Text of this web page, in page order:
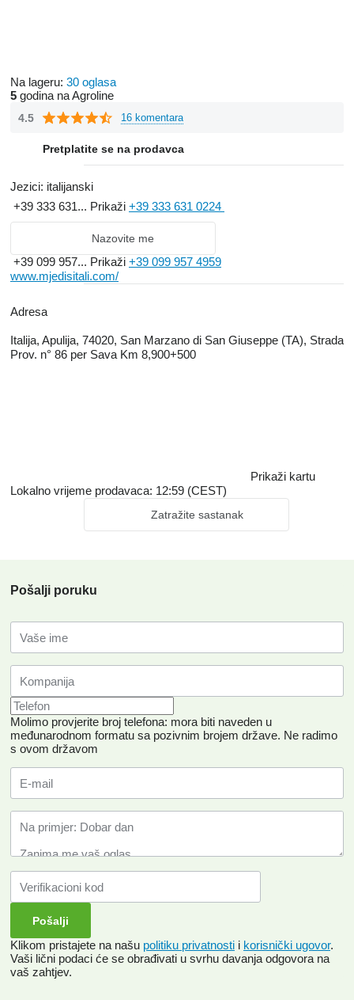
Na lageru: 30 oglasa
5 godina na Agroline
4.5 16 komentara
Pretplatite se na prodavca
Jezici: italijanski
+39 333 631... Prikaži +39 333 631 0224
Nazovite me
+39 099 957... Prikaži +39 099 957 4959
www.mjedisitali.com/
Adresa
Italija, Apulija, 74020, San Marzano di San Giuseppe (TA), Strada
Prov. n° 86 per Sava Km 8,900+500
Prikaži kartu
Lokalno vrijeme prodavaca: 12:59 (CEST)
Zatražite sastanak
Pošalji poruku
Molimo provjerite broj telefona: mora biti naveden u
međunarodnom formatu sa pozivnim brojem države. Ne radimo
s ovom državom
Klikom pristajete na našu politiku privatnosti i korisnički ugovor.
Vaši lični podaci će se obrađivati ​​u svrhu davanja odgovora na
vaš zahtjev.